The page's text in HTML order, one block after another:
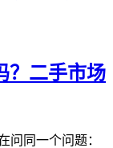
？二手市场
问同一个问题：